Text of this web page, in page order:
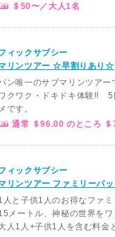
＄50〜／大人1名
ィックサブシー
リンツアー ☆早割りあり☆
ン唯一のサブマリンツア
クワク・ドキドキ体験!! 5
です。
通常 ＄96.00 のところ ＄
ィックサブシー
リンツアー ファミリーパ
人と子供1人のお得なファ
メートル、神秘の世界を
人1人+子供1人を含む料金